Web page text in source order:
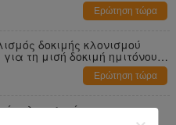
Ερώτηση τώρα
δοκιμής κλονισμού
τη μισή δοκιμή ημιτόνου
Ερώτηση τώρα
κλονισμού για το
με τα πρότυπα ISTA